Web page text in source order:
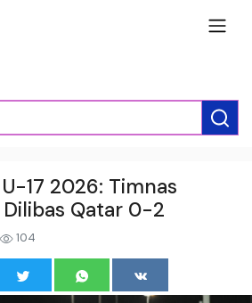
17 2026: Timnas
Dilibas Qatar 0-2
104